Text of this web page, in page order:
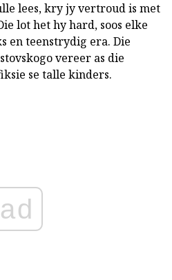
lees, kry jy vertroud is met
lot het hy hard, soos elke
en teenstrydig era. Die
vereer as die
se talle kinders.
ad